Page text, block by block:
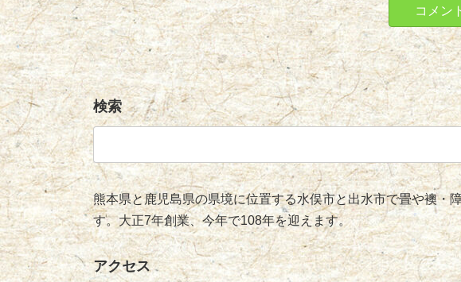
検索
検
索:
熊本県と鹿児島県の県境に位置する水俣市と出水市で畳や襖・
す。大正7年創業、今年で108年を迎えます。
アクセス